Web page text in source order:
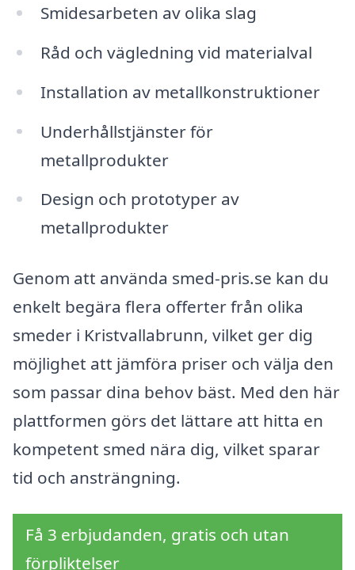
Smidesarbeten av olika slag
Råd och vägledning vid materialval
Installation av metallkonstruktioner
Underhållstjänster för
metallprodukter
Design och prototyper av
metallprodukter
Genom att använda smed-pris.se kan du
enkelt begära flera offerter från olika
smeder i Kristvallabrunn, vilket ger dig
möjlighet att jämföra priser och välja den
som passar dina behov bäst. Med den här
plattformen görs det lättare att hitta en
kompetent smed nära dig, vilket sparar
tid och ansträngning.
Få 3 erbjudanden, gratis och utan
förpliktelser